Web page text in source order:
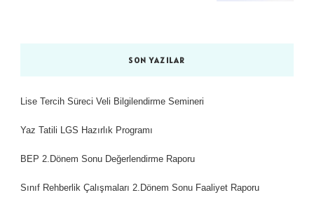
SON YAZILAR
Lise Tercih Süreci Veli Bilgilendirme Semineri
Yaz Tatili LGS Hazırlık Programı
BEP 2.Dönem Sonu Değerlendirme Raporu
Sınıf Rehberlik Çalışmaları 2.Dönem Sonu Faaliyet Raporu